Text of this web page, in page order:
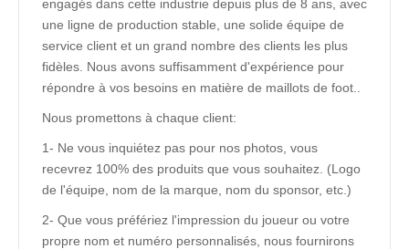
engagés dans cette industrie depuis plus de 8 ans, avec
une ligne de production stable, une solide équipe de
service client et un grand nombre des clients les plus
fidèles. Nous avons suffisamment d'expérience pour
répondre à vos besoins en matière de maillots de foot..
Nous promettons à chaque client:
1- Ne vous inquiétez pas pour nos photos, vous
recevrez 100% des produits que vous souhaitez. (Logo
de l'équipe, nom de la marque, nom du sponsor, etc.)
2- Que vous préfériez l'impression du joueur ou votre
propre nom et numéro personnalisés, nous fournirons